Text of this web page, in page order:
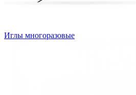
Иглы многоразовые